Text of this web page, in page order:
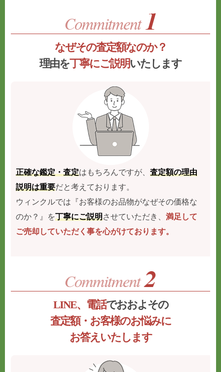
なぜその査定額なのか？
理由を丁寧にご説明いたします
正確な鑑定・査定はもちろんですが、査定額の理由
説明は重要だと考えております。
ウィンクルでは『お客様のお品物がなぜその価格な
のか？』を丁寧にご説明させていただき、満足して
ご売却していただく事を心がけております。
LINE、電話でおおよその
査定額・お客様のお悩みに
お答えいたします